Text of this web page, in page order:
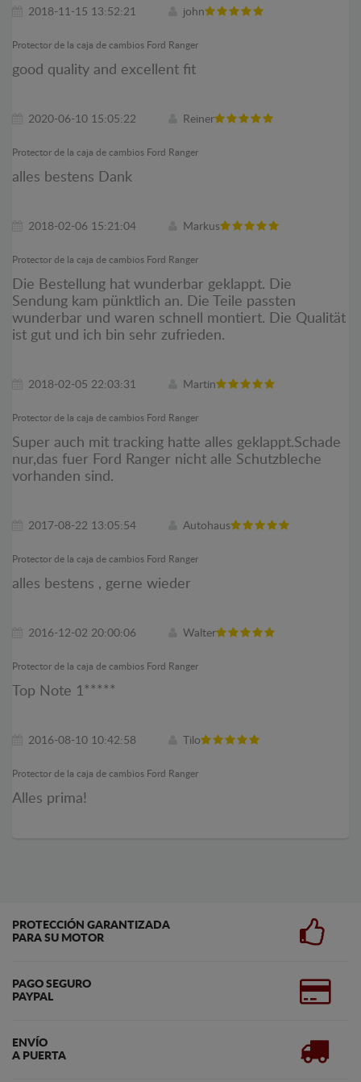
2018-11-15 13:52:21 john
Protector de la caja de cambios Ford Ranger
good quality and excellent fit
2020-06-10 15:05:22 Reiner
Protector de la caja de cambios Ford Ranger
alles bestens Dank
2018-02-06 15:21:04 Markus
Protector de la caja de cambios Ford Ranger
Die Bestellung hat wunderbar geklappt. Die
Sendung kam pünktlich an. Die Teile passten
wunderbar und waren schnell montiert. Die Qualität
ist gut und ich bin sehr zufrieden.
2018-02-05 22:03:31 Martin
Protector de la caja de cambios Ford Ranger
Super auch mit tracking hatte alles geklappt.Schade
nur,das fuer Ford Ranger nicht alle Schutzbleche
vorhanden sind.
2017-08-22 13:05:54 Autohaus
Protector de la caja de cambios Ford Ranger
alles bestens , gerne wieder
2016-12-02 20:00:06 Walter
Protector de la caja de cambios Ford Ranger
Top Note 1*****
2016-08-10 10:42:58 Tilo
Protector de la caja de cambios Ford Ranger
Alles prima!
PROTECCIÓN GARANTIZADA
PARA SU MOTOR
PAGO SEGURO
PAYPAL
ENVÍO
A PUERTA